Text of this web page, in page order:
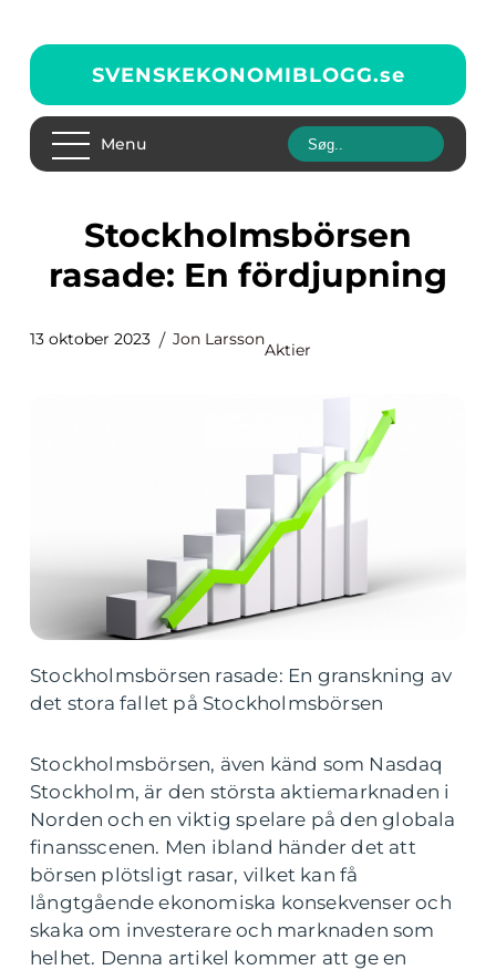
SVENSKEKONOMIBLOGG.se
Menu
Stockholmsbörsen
rasade: En fördjupning
13 oktober 2023 Jon Larsson
Aktier
Stockholmsbörsen rasade: En granskning av
det stora fallet på Stockholmsbörsen
Stockholmsbörsen, även känd som Nasdaq
Stockholm, är den största aktiemarknaden i
Norden och en viktig spelare på den globala
finansscenen. Men ibland händer det att
börsen plötsligt rasar, vilket kan få
långtgående ekonomiska konsekvenser och
skaka om investerare och marknaden som
helhet. Denna artikel kommer att ge en